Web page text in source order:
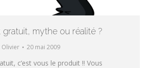
gratuit, mythe ou réalité ?
Olivier 20 mai 2009
c’est vous le produit !! Vous